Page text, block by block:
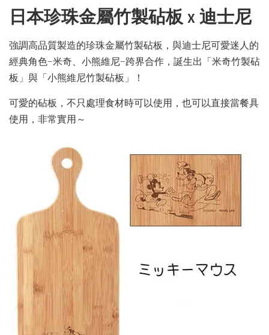
日本珍珠金屬竹製砧板 x 迪士尼
強調高品質製造的珍珠金屬竹製砧板，與迪士尼可愛迷人的
經典角色—米奇、小熊維尼—跨界合作，誕生出「米奇竹製砧
板」與「小熊維尼竹製砧板」！
可愛的砧板，不只處理食材時可以使用，也可以直接當餐具
使用，非常實用～